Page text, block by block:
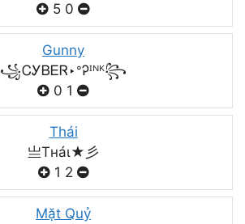
5 0
Gunny
꧁ᏟᎩᏴᎬᏒ‣ᐤᎮᴵᴺᴷ꧂
0 1
Thái
亗Tнáι★彡
1 2
Mặt Quỷ